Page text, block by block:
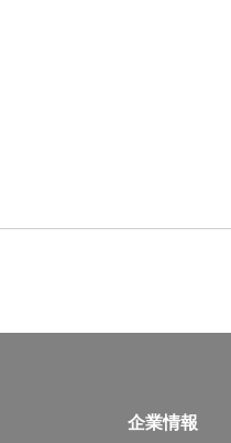
企業情報